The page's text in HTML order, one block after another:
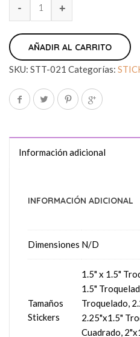
AÑADIR AL CARRITO
SKU: STT-021 Categorías:
Información adicional
INFORMACIÓN ADICIONAL
Dimensiones N/D
Tamaños
Stickers
1.5" x 1.5"
1.5"
Troquelado,
2.25"x1.5"
Cuadrado,